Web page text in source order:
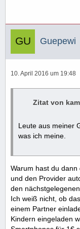
Guepewi
10. April 2016 um 19:48
Zitat von
Leute aus meiner
was ich meine.
Warum hast du
und den Provider
den nächstgelegenen.
Ich weiß nicht, ob
einem Partner
Kindern eingeladen